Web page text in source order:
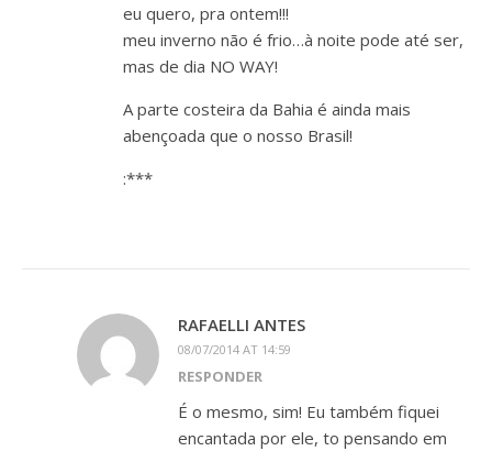
eu quero, pra ontem!!!
meu inverno não é frio…à noite pode até ser,
mas de dia NO WAY!
A parte costeira da Bahia é ainda mais
abençoada que o nosso Brasil!
:***
RAFAELLI ANTES
08/07/2014 AT 14:59
RESPONDER
É o mesmo, sim! Eu também fiquei
encantada por ele, to pensando em